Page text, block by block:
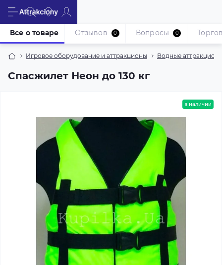
Игровое оборудование и аттракционы Водные
Спасжилет Неон до 130 кг
Все о товаре Отзывов 0 Вопросы 0
в наличии